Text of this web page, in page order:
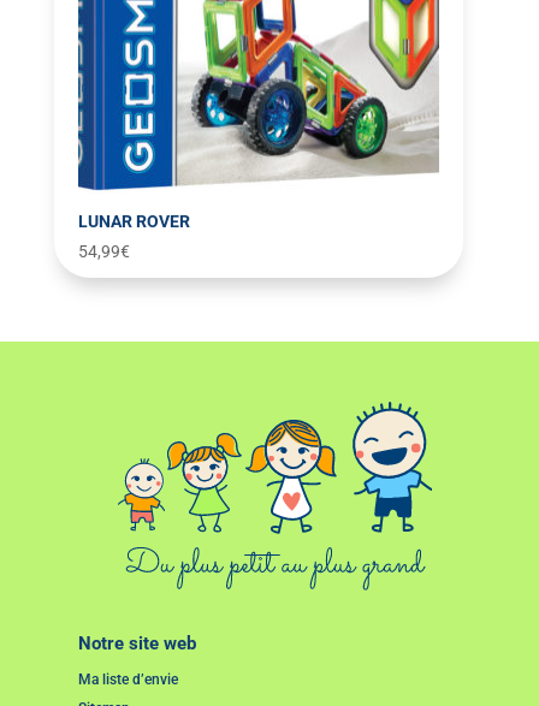
LUNAR ROVER
54,99€
Notre site web
Ma liste d’envie